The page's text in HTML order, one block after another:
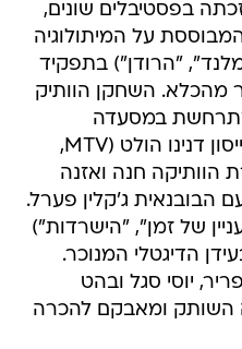
בפסטיבלים שונים,
על המיתולוגיה
"הרודן") בתפקיד
מהכלא. השחקן הוותיק
מתרחשת במסעדה
אסייתית. הבמאי והשחקן ג'ייסון דנינו הולט (MTV,
הוותיקה חנה ואזנה
הבובנאית ג'קלין פערל.
של זמן", "הישרדות")
הדיגטלי המנוכר.
יוסי סגל ובהט
השותק ומאבקם להכרה